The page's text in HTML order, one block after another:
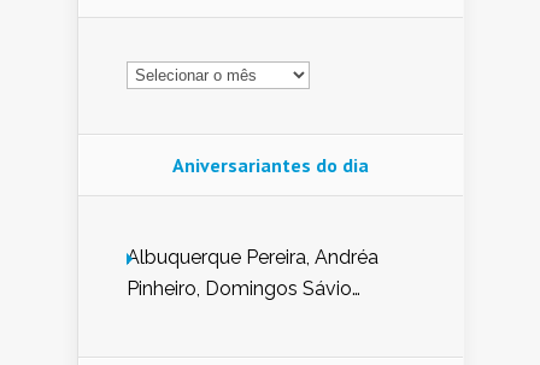
Arquivo
Aniversariantes do dia
Albuquerque Pereira, Andréa
Pinheiro, Domingos Sávio